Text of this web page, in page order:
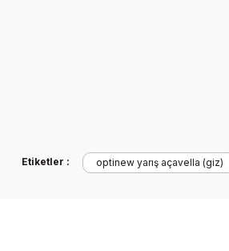
Etiketler : optinew yarış açavella (giz)